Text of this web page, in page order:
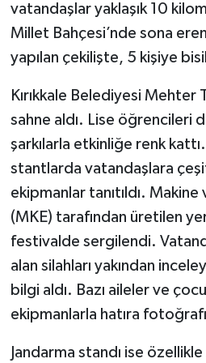
vatandaşlar yaklaşık 10
Millet Bahçesi’nde sona
yapılan çekilişte, 5 kişiye
Kırıkkale Belediyesi Mehter
sahne aldı. Lise öğrencileri
şarkılarla etkinliğe renk
stantlarda vatandaşlara
ekipmanlar tanıtıldı.
(MKE) tarafından üretilen
festivalde sergilendi.
alan silahları yakından
bilgi aldı. Bazı aileler ve
ekipmanlarla hatıra
Jandarma standı ise